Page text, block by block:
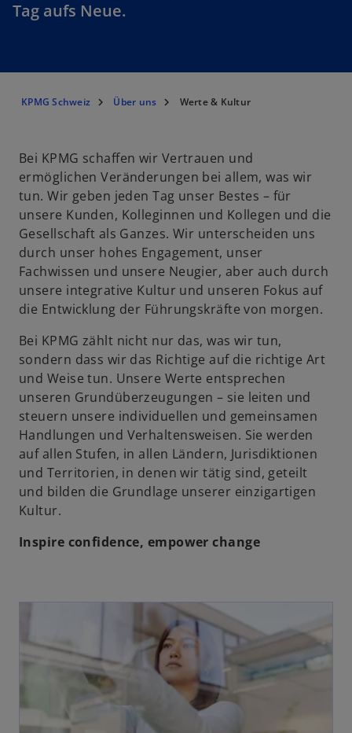
Tag aufs Neue.
KPMG Schweiz Über uns Werte & Kultur
Bei KPMG schaffen wir Vertrauen und
ermöglichen Veränderungen bei allem, was wir
tun. Wir geben jeden Tag unser Bestes – für
unsere Kunden, Kolleginnen und Kollegen und die
Gesellschaft als Ganzes. Wir unterscheiden uns
durch unser hohes Engagement, unser
Fachwissen und unsere Neugier, aber auch durch
unsere integrative Kultur und unseren Fokus auf
die Entwicklung der Führungskräfte von morgen.
Bei KPMG zählt nicht nur das, was wir tun,
sondern dass wir das Richtige auf die richtige Art
und Weise tun. Unsere Werte entsprechen
unseren Grundüberzeugungen – sie leiten und
steuern unsere individuellen und gemeinsamen
Handlungen und Verhaltensweisen. Sie werden
auf allen Stufen, in allen Ländern, Jurisdiktionen
und Territorien, in denen wir tätig sind, geteilt
und bilden die Grundlage unserer einzigartigen
Kultur.
Inspire confidence, empower change